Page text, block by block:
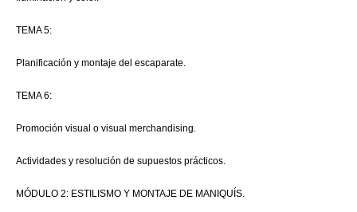
TEMA 5:
Planificación y montaje del escaparate.
TEMA 6:
Promoción visual o visual merchandising.
Actividades y resolución de supuestos prácticos.
MÓDULO 2: ESTILISMO Y MONTAJE DE MANIQUÍS.